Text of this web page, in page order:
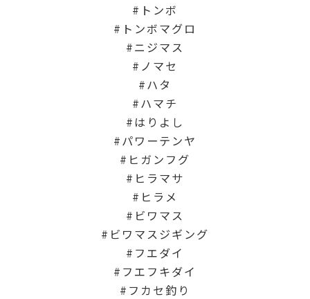
トンボ
トンボマグロ
ニジマス
ノマセ
ハタ
ハマチ
はりよし
パワーテンヤ
ヒガンフグ
ヒラマサ
ヒラメ
ビワマス
ビワマスジギング
フエダイ
フエフキダイ
フカセ釣り